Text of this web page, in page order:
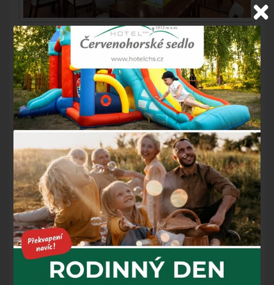
OTEVÍRACÍ DOBA: 7:30 - 22:00, vaříme do 21:00
SNÍDANĚ:Snídaně mají naši hoteloví hosté v ceně
ubytování, která se podává formou bufetu od 7:30 do 9:30.
V případě i nízké obsazenosti si hotel vyhrazuje právo
podávat servírované snídaně s výběrem z teplých i
studených pokrmů a večeře formou výběru z menu. Pro
hosty, kteří nejsou ubytovaní v našem hotelu jsou snídaně
za 220,- Kč / osoba (dítě do 12 let 180 Kč).